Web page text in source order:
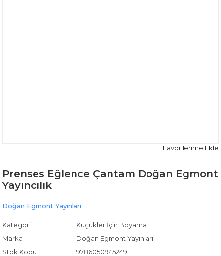
Prenses Eğlence Çantam Doğan Egmont
Yayıncılık
Doğan Egmont Yayınları
Kategori
Küçükler İçin Boyama
Marka
Doğan Egmont Yayınları
Stok Kodu
9786050945249